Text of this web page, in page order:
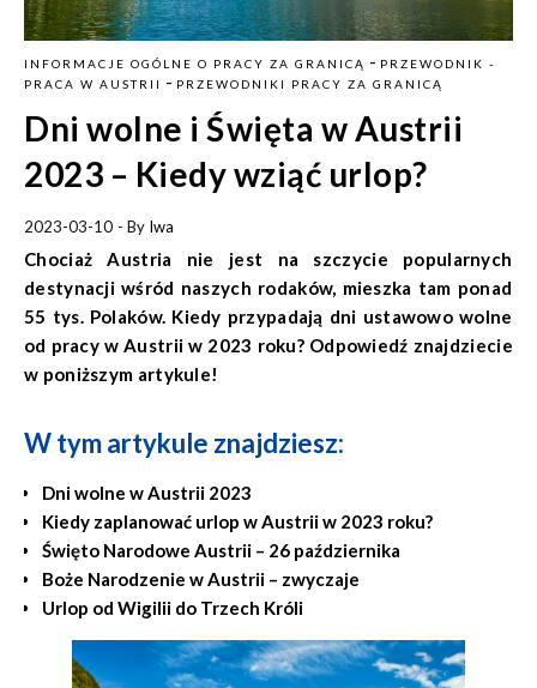
INFORMACJE OGÓLNE O PRACY ZA GRANICĄ - PRZEWODNIK -
PRACA W AUSTRII - PRZEWODNIKI PRACY ZA GRANICĄ
Dni wolne i Święta w Austrii
2023 – Kiedy wziąć urlop?
2023-03-10 - By Iwa
Chociaż Austria nie jest na szczycie popularnych
destynacji wśród naszych rodaków, mieszka tam ponad
55 tys. Polaków. Kiedy przypadają dni ustawowo wolne
od pracy w Austrii w 2023 roku? Odpowiedź znajdziecie
w poniższym artykule!
W tym artykule znajdziesz:
Dni wolne w Austrii 2023
Kiedy zaplanować urlop w Austrii w 2023 roku?
Święto Narodowe Austrii – 26 października
Boże Narodzenie w Austrii – zwyczaje
Urlop od Wigilii do Trzech Króli